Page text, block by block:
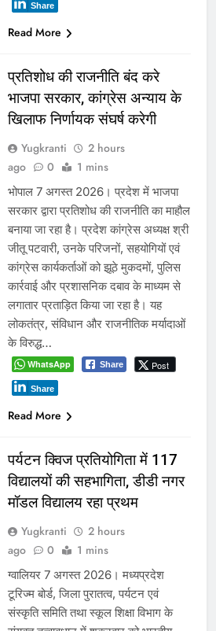
Share
Read More
प्रतिशोध की राजनीति बंद करे
भाजपा सरकार, कांग्रेस अन्याय के
खिलाफ निर्णायक संघर्ष करेगी
Yugkranti
2 hours
ago
0 1 mins
भोपाल 7 अगस्त 2026। प्रदेश में भाजपा
सरकार द्वारा प्रतिशोध की राजनीति का माहौल
बनाया जा रहा है। प्रदेश कांग्रेस अध्यक्ष श्री
जीतू पटवारी, उनके परिजनों, सहयोगियों एवं
कांग्रेस कार्यकर्ताओं को झूठे मुकदमों, पुलिस
कार्रवाई और प्रशासनिक दबाव के माध्यम से
लगातार प्रताड़ित किया जा रहा है। यह
लोकतंत्र, संविधान और राजनीतिक मर्यादाओं
के विरुद्ध…
WhatsApp Share Post
Share
Read More
पर्यटन क्विज प्रतियोगिता में 117
विद्यालयों की सहभागिता, डीडी नगर
मॉडल विद्यालय रहा प्रथम
Yugkranti
2 hours
ago
0 1 mins
ग्वालियर 7 अगस्त 2026। मध्यप्रदेश
टूरिज्म बोर्ड, जिला पुरातत्व, पर्यटन एवं
संस्कृति समिति तथा स्कूल शिक्षा विभाग के